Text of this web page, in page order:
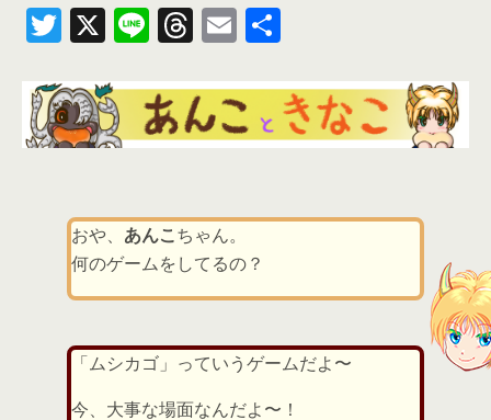
T
itt
er
X Li
e
T
re
a
E
ai
l
おや、 あんこ ちゃん。
何のゲームをしてるの？
「ムシカゴ」っていうゲームだよ〜
今、大事な場面なんだよ〜！